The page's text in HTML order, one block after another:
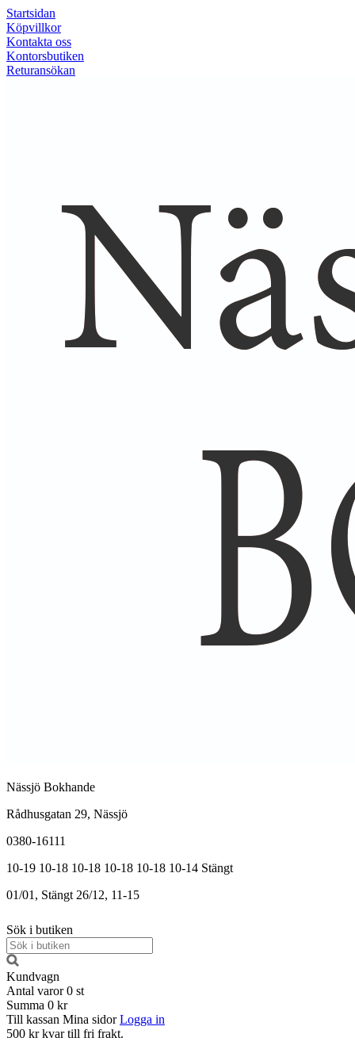
Startsidan
Köpvillkor
Kontakta oss
Kontorsbutiken
Returansökan
Nässjö Bokhande
Rådhusgatan 29, Nässjö
0380-16111
10-19 10-18 10-18 10-18 10-18 10-14 Stängt
01/01, Stängt 26/12, 11-15
Sök i butiken
Kundvagn
Antal varor 0 st
Summa 0 kr
Till kassan Mina sidor Logga in
500 kr kvar till fri frakt.